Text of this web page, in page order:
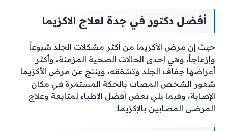
أفضل دكتور في جدة لعلاج الاكزيما
حيث إن مرض الأكزيما من أكثر مشكلات الجلد شيوعاً
وإزعاجاً، وهي إحدى الحالات الصحية المزمنة، وأكثر
أعراضها جفاف الجلد وتشققه، وينتج عن مرض الأكزيما
شعور الشخص المصاب بالحكة المستمرة في مكان
الإصابة، وفيما يلي بعض أفضل الأطباء لمتابعة وعلاج
المرضى المصابين بالإكزيما: